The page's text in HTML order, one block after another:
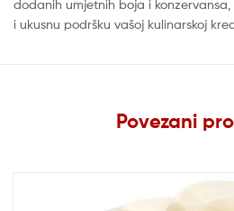
dodanih umjetnih boja i
i ukusnu podršku vašoj kulinarskoj
Povezani